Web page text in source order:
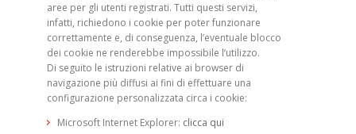
aree per gli utenti registrati. Tutti questi servizi,
infatti, richiedono i cookie per poter funzionare
correttamente e, di conseguenza, l’eventuale blocco
dei cookie ne renderebbe impossibile l’utilizzo.
Di seguito le istruzioni relative ai browser di
navigazione più diffusi ai fini di effettuare una
configurazione personalizzata circa i cookie:
Microsoft Internet Explorer: clicca qui